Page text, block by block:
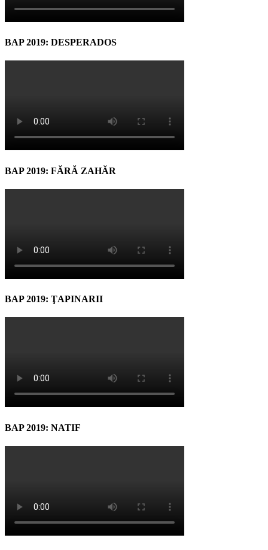
BAP 2019: DESPERADOS
BAP 2019: FĂRĂ ZAHĂR
BAP 2019: ŢAPINARII
BAP 2019: NATIF